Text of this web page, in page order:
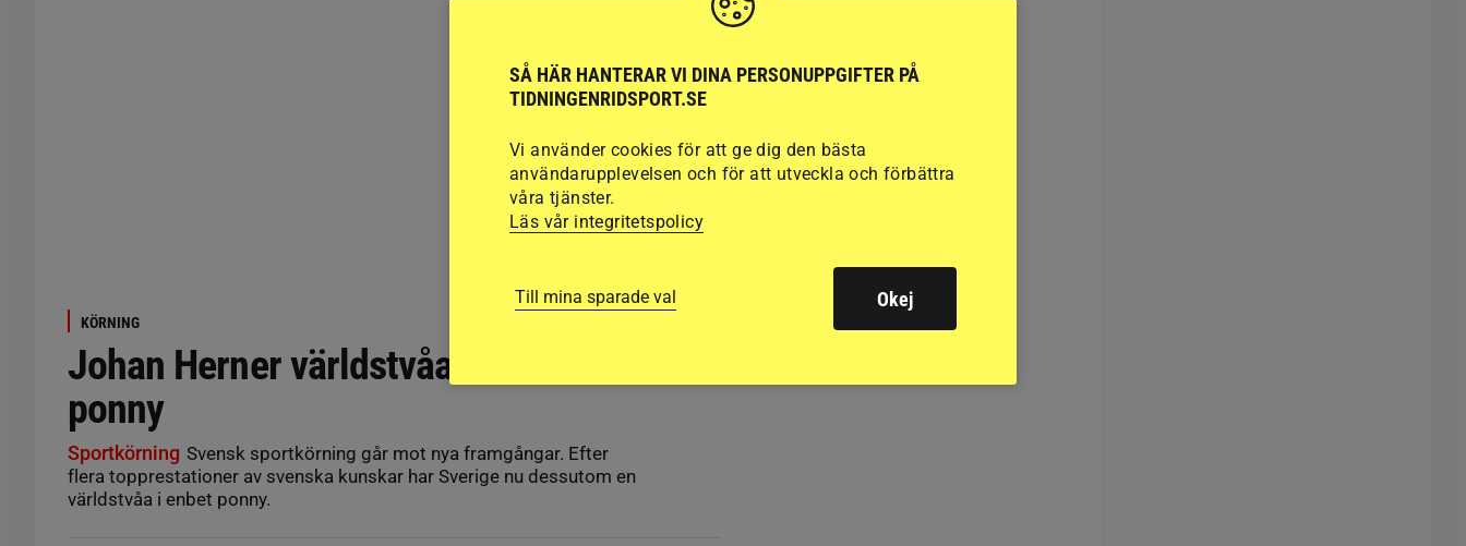
KÖRNING
Johan Herner världstvåa i enbet
ponny
Sportkörning Svensk sportkörning går mot nya framgångar. Efter
flera topprestationer av svenska kunskar har Sverige nu dessutom en
världstvåa i enbet ponny.
SÅ HÄR HANTERAR VI DINA PERSONUPPGIFTER PÅ
TIDNINGENRIDSPORT.SE
Vi använder cookies för att ge dig den bästa
användarupplevelsen och för att utveckla och förbättra
våra tjänster.
Läs vår integritetspolicy
Till mina sparade val Okej